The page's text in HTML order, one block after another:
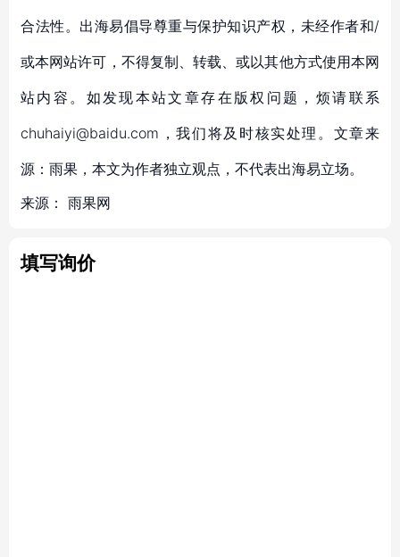
合法性。出海易倡导尊重与保护知识产权，未经作者和/
或本网站许可，不得复制、转载、或以其他方式使用本网
站内容。如发现本站文章存在版权问题，烦请联系
chuhaiyi@baidu.com，我们将及时核实处理。文章来
源：雨果，本文为作者独立观点，不代表出海易立场。
来源： 雨果网
填写询价